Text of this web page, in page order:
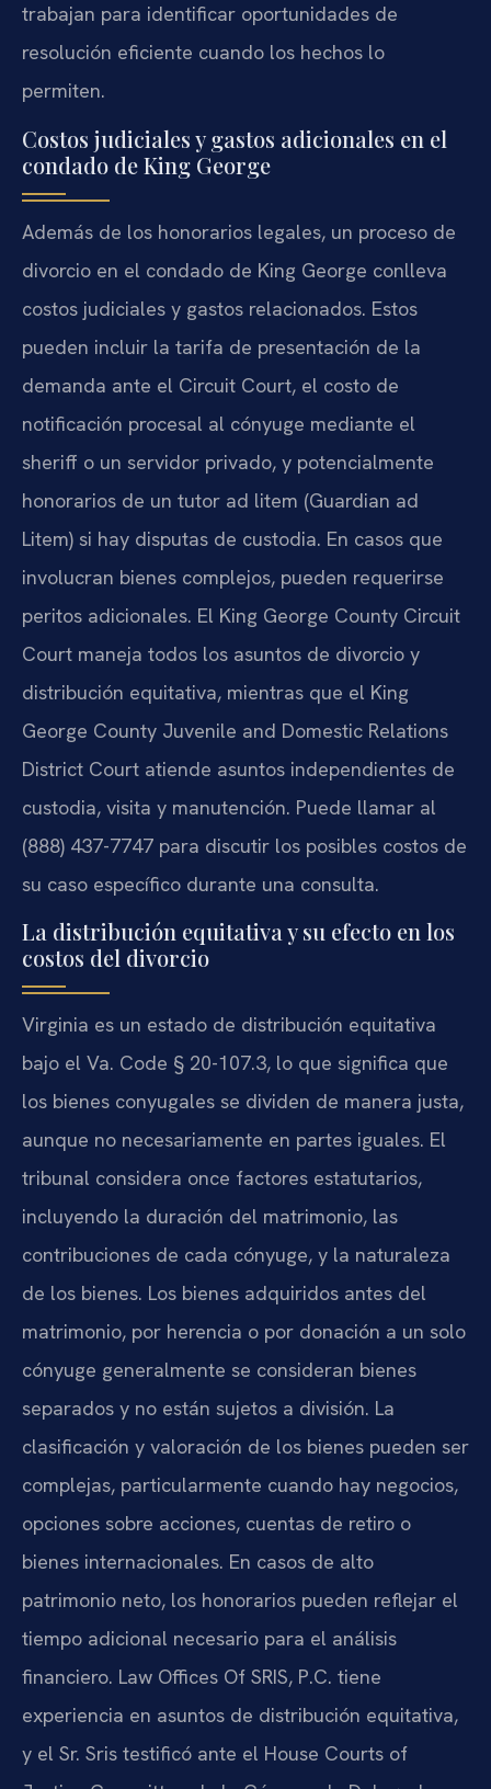
trabajan para identificar oportunidades de
resolución eficiente cuando los hechos lo
permiten.
Costos judiciales y gastos adicionales en el
condado de King George
Además de los honorarios legales, un proceso de
divorcio en el condado de King George conlleva
costos judiciales y gastos relacionados. Estos
pueden incluir la tarifa de presentación de la
demanda ante el Circuit Court, el costo de
notificación procesal al cónyuge mediante el
sheriff o un servidor privado, y potencialmente
honorarios de un tutor ad litem (Guardian ad
Litem) si hay disputas de custodia. En casos que
involucran bienes complejos, pueden requerirse
peritos adicionales. El King George County Circuit
Court maneja todos los asuntos de divorcio y
distribución equitativa, mientras que el King
George County Juvenile and Domestic Relations
District Court atiende asuntos independientes de
custodia, visita y manutención. Puede llamar al
(888) 437-7747 para discutir los posibles costos de
su caso específico durante una consulta.
La distribución equitativa y su efecto en los
costos del divorcio
Virginia es un estado de distribución equitativa
bajo el Va. Code § 20-107.3, lo que significa que
los bienes conyugales se dividen de manera justa,
aunque no necesariamente en partes iguales. El
tribunal considera once factores estatutarios,
incluyendo la duración del matrimonio, las
contribuciones de cada cónyuge, y la naturaleza
de los bienes. Los bienes adquiridos antes del
matrimonio, por herencia o por donación a un solo
cónyuge generalmente se consideran bienes
separados y no están sujetos a división. La
clasificación y valoración de los bienes pueden ser
complejas, particularmente cuando hay negocios,
opciones sobre acciones, cuentas de retiro o
bienes internacionales. En casos de alto
patrimonio neto, los honorarios pueden reflejar el
tiempo adicional necesario para el análisis
financiero. Law Offices Of SRIS, P.C. tiene
experiencia en asuntos de distribución equitativa,
y el Sr. Sris testificó ante el House Courts of